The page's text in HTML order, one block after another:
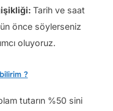
Tarih ve saat
önce söylerseniz
oluyoruz.
?
tutarın %50 sini